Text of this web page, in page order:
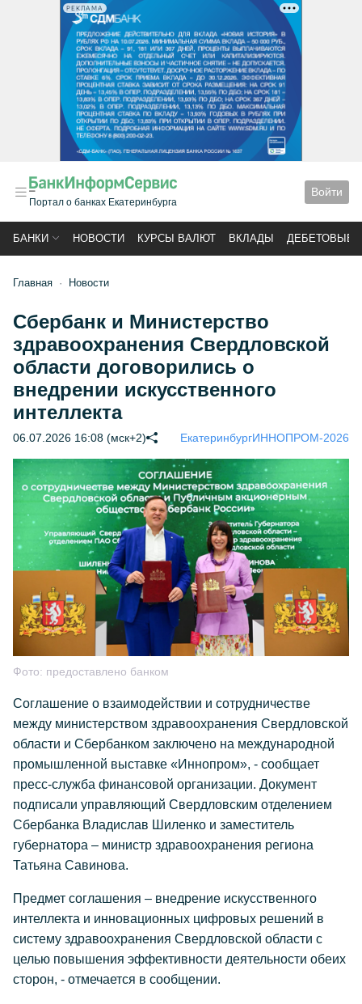
РЕКЛАМА
Портал о банках Екатеринбурга
Войти
БАНКИ НОВОСТИ КУРСЫ ВАЛЮТ ВКЛАДЫ ДЕБЕТОВЫЕ
Главная Новости
Сбербанк и Министерство
здравоохранения Свердловской
области договорились о
внедрении искусственного
интеллекта
06.07.2026 16:08 (мск+2) ЕкатеринбургИННОПРОМ-2026
Фото: предоставлено банком
Соглашение о взаимодействии и сотрудничестве
между министерством здравоохранения Свердловской
области и Сбербанком заключено на международной
промышленной выставке «Иннопром», - сообщает
пресс-служба финансовой организации. Документ
подписали управляющий Свердловским отделением
Сбербанка Владислав Шиленко и заместитель
губернатора – министр здравоохранения региона
Татьяна Савинова.
Предмет соглашения – внедрение искусственного
интеллекта и инновационных цифровых решений в
систему здравоохранения Свердловской области с
целью повышения эффективности деятельности обеих
сторон, - отмечается в сообщении.